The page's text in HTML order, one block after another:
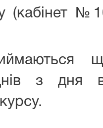
(кабінет
з дня